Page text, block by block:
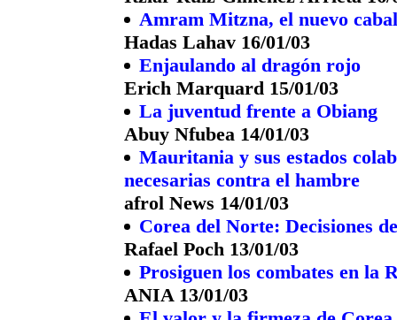
Amram Mitzna, el nuevo
Hadas Lahav 16/01/03
Enjaulando al dragón rojo
Erich Marquard 15/01/03
La juventud frente a Obiang
Abuy Nfubea 14/01/03
Mauritania y sus estados
necesarias contra el hambre
afrol News 14/01/03
Corea del Norte: Decisiones
Rafael Poch 13/01/03
Prosiguen los combates en la
ANIA 13/01/03